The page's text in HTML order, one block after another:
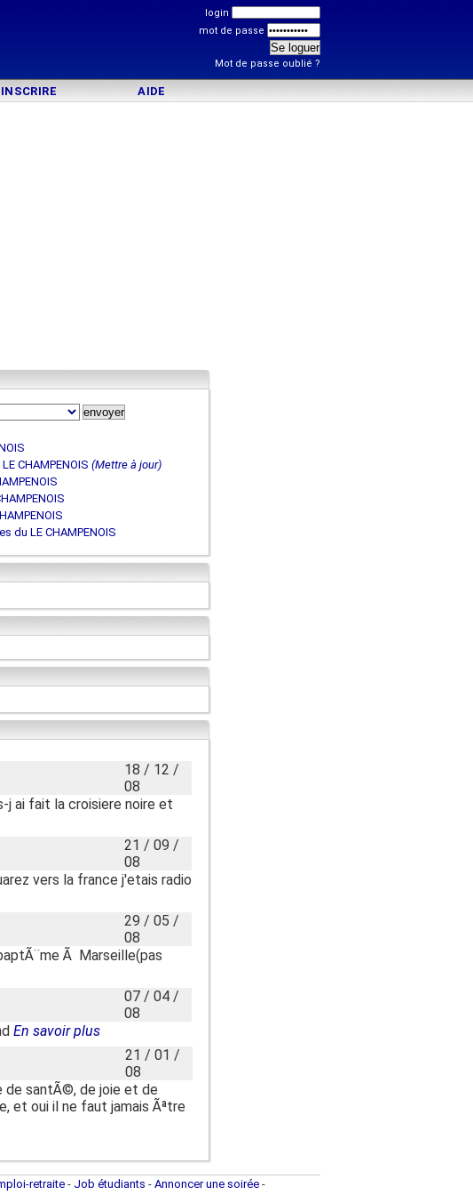
login
mot de passe
Mot de passe oublié ?
AIDE
CHAMPENOIS (Mettre à jour)
du LE CHAMPENOIS
18 / 12 /
08
j ai fait la croisiere noire et
21 / 09 /
08
vers la france j'etais radio
29 / 05 /
08
Ã Marseille(pas
07 / 04 /
08
En savoir plus
21 / 01 /
08
de santÃ©, de joie et de
et oui il ne faut jamais Ãªtre
retraite - Job étudiants - Annoncer une soirée -